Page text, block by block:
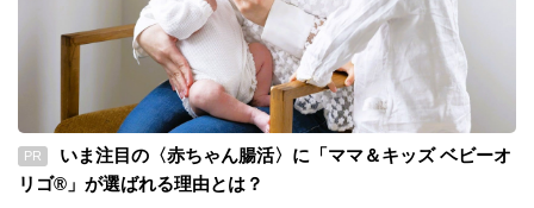
PR
いま注目の〈赤ちゃん腸活〉に「ママ＆キッズ ベビーオ
リゴ®」が選ばれる理由とは？